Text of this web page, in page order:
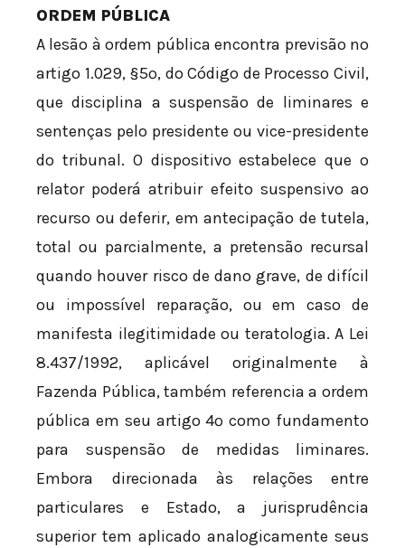
ORDEM PÚBLICA
A lesão à ordem pública encontra previsão no
artigo 1.029, §5º, do Código de Processo Civil,
que disciplina a suspensão de liminares e
sentenças pelo presidente ou vice-presidente
do tribunal. O dispositivo estabelece que o
relator poderá atribuir efeito suspensivo ao
recurso ou deferir, em antecipação de tutela,
total ou parcialmente, a pretensão recursal
quando houver risco de dano grave, de difícil
ou impossível reparação, ou em caso de
manifesta ilegitimidade ou teratologia. A Lei
8.437/1992, aplicável originalmente à
Fazenda Pública, também referencia a ordem
pública em seu artigo 4º como fundamento
para suspensão de medidas liminares.
Embora direcionada às relações entre
particulares e Estado, a jurisprudência
superior tem aplicado analogicamente seus